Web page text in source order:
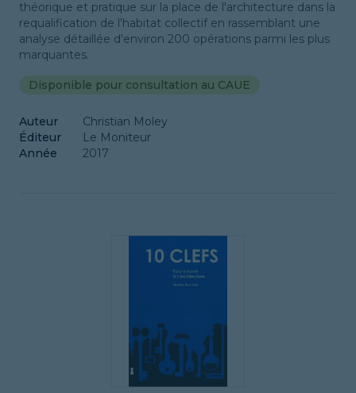
théorique et pratique sur la place de l'architecture dans la
requalification de l'habitat collectif en rassemblant une
analyse détaillée d'environ 200 opérations parmi les plus
marquantes.
Disponible pour consultation au CAUE
Auteur
Christian Moley
Éditeur
Le Moniteur
Année
2017